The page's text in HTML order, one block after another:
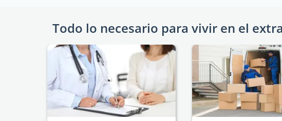
Todo lo necesario para vivir en el